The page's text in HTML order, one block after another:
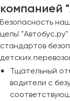
компанией
Безопасность
цель!
стандартов
детских
Тщательный
водители с